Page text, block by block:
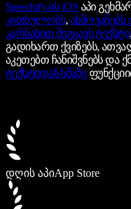
Speechify-ის iOS აპი
კითხულობს, ახმოვანებს
კარნახით შეგყავს ტექსტი
გადიხართ ქვიზებს,
აკეთებთ ჩანიშვნებს და
ტექსტიდან ხმაზე
დღის აპიApp Store